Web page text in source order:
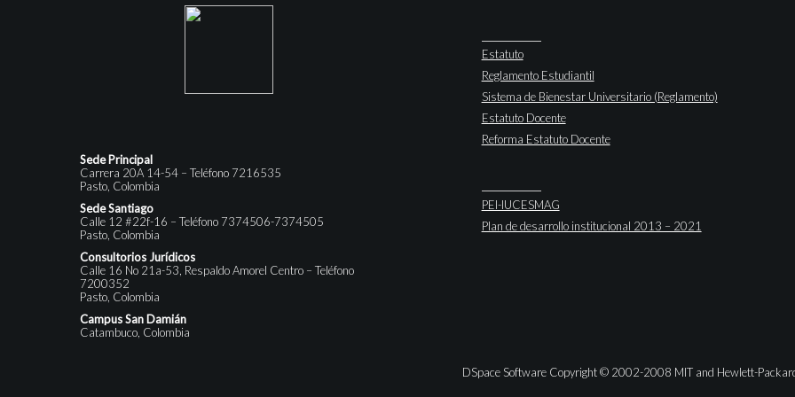
Sede Principal
Carrera 20A 14-54 – Teléfono 7216535
Pasto, Colombia
Sede Santiago
Calle 12 #22f-16 – Teléfono 7374506-7374505
Pasto, Colombia
Consultorios Jurídicos
Calle 16 No 21a-53, Respaldo Amorel Centro – Teléfono
7200352
Pasto, Colombia
Campus San Damián
Catambuco, Colombia
Estatuto
Reglamento Estudiantil
Sistema de Bienestar Universitario (Reglamento)
Estatuto Docente
Reforma Estatuto Docente
PEI-IUCESMAG
Plan de desarrollo institucional 2013 – 2021
DSpace Software Copyright © 2002-2008 MIT and Hewlett-